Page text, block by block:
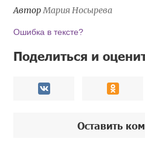
Автор Мария Носырева
Ошибка в тексте?
Поделиться и
Оставить